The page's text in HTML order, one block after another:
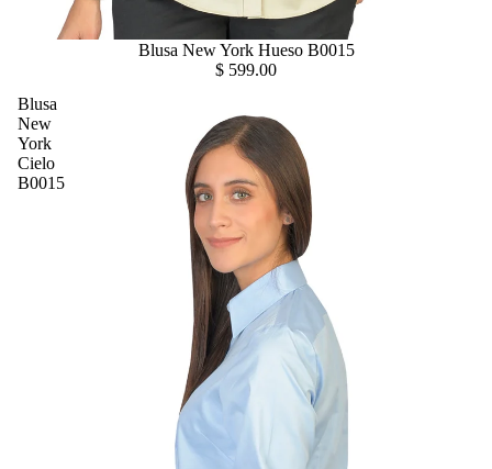
Blusa New York Hueso B0015
$ 599.00
Blusa
New
York
Cielo
B0015